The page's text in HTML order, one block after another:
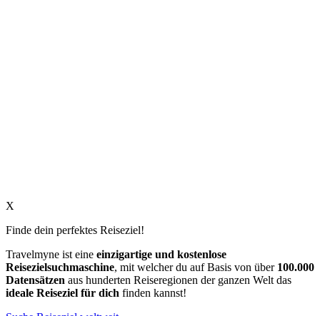
X
Finde dein perfektes Reiseziel!
Travelmyne ist eine einzigartige und kostenlose
Reisezielsuchmaschine, mit welcher du auf Basis von über 100.000
Datensätzen aus hunderten Reiseregionen der ganzen Welt das
ideale Reiseziel für dich finden kannst!